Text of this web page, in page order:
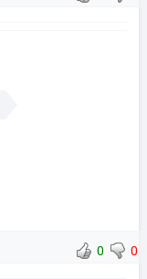
0 0